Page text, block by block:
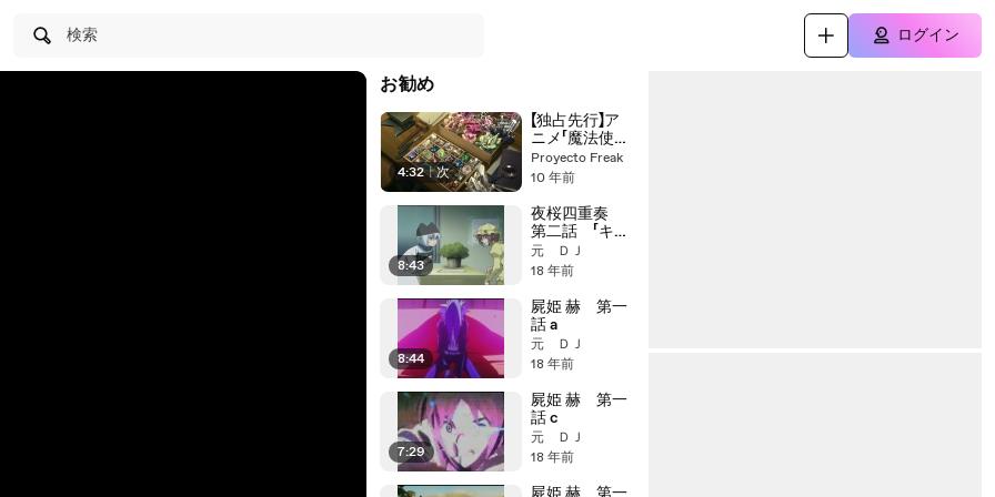
検索 ログイン
お勧め
4:32 | 次
【独占先行】ア
ニメ「魔法使い
の嫁 星待つひ
と：前篇」本編
Mahō Tsukai
no Yome
Proyecto Freak
10 年前
8:43
夜桜四重奏
第二話 「キミ
ノナハ」 b
元 ＤＪ
18 年前
8:44
屍姫 赫 第一
話 a
元 ＤＪ
18 年前
7:29
屍姫 赫 第一
話 c
元 ＤＪ
18 年前